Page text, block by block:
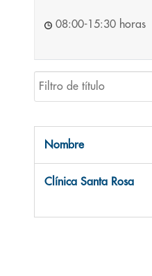
08:00-15:30 horas
Filtro de título
Nombre
Clínica Santa Rosa